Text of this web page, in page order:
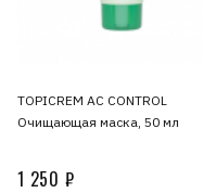
TOPICREM АС CONTROL
Очищающая маска, 50 мл
1 250 ₽